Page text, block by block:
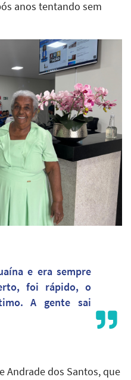
anos tentando sem
e era sempre
foi rápido, o
A gente sai
Andrade dos Santos, que